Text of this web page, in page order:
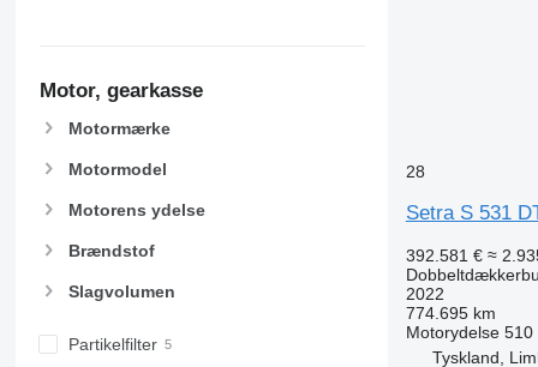
Motor, gearkasse
Motormærke
Motormodel
Motorens ydelse
Brændstof
Slagvolumen
Partikelfilter
28
Setra S 531
392.581 € ≈
2022
774.695 km
Motorydelse 510
Tyskland,